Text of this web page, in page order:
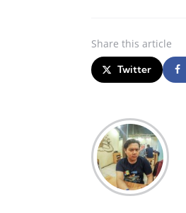
Share this article
Twitter